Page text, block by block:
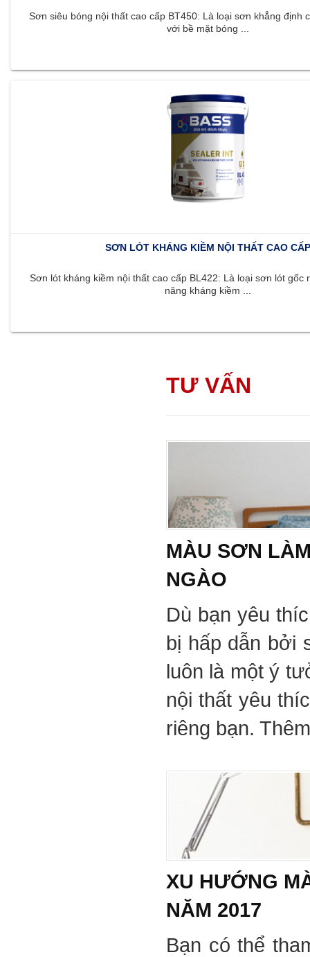
Sơn siêu bóng nội thất cao cấp BT450: Là loại sơn khẳng định
với bề mặt bóng ...
SƠN LÓT KHÁNG KIỀM NỘI THẤT CAO CẤP
Sơn lót kháng kiềm nội thất cao cấp BL422: Là loại sơn lót gốc
năng kháng kiềm ...
TƯ VẤN
MÀU SƠN
NGÀO
Dù bạn yêu
bị hấp dẫn bởi
luôn là một ý
nội thất yêu
riêng bạn.
XU HƯỚNG
NĂM 2017
Bạn có thể